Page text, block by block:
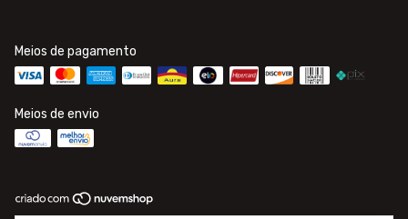
Meios de pagamento
Meios de envio